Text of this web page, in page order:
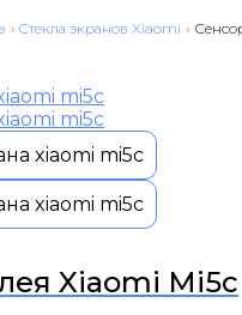
› Cтекла экранов Xiaomi ›
Xiaomi Mi5c